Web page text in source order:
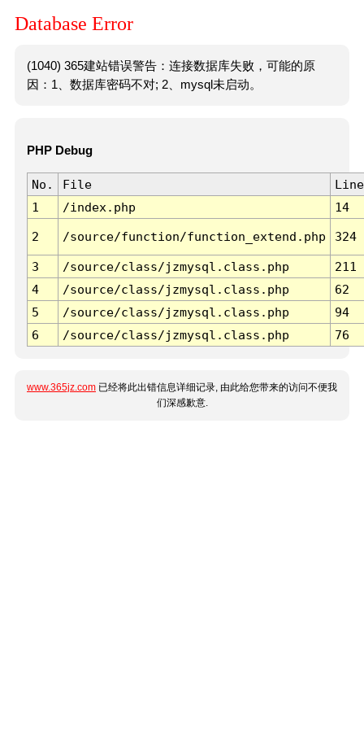
Database Error
(1040) 365建站错误警告：连接数据库失败，可能的原
因：1、数据库密码不对; 2、mysql未启动。
PHP Debug
No. File
Line
1
/index.php 14
2 /source/function/function_extend.php 324
3 /source/class/jzmysql.class.php
211
4
/source/class/jzmysql.class.php
62
5
/source/class/jzmysql.class.php
94
6
/source/class/jzmysql.class.php 76
www.365jz.com 已经将此出错信息详细记录, 由此给您带来的访问不便我
们深感歉意.